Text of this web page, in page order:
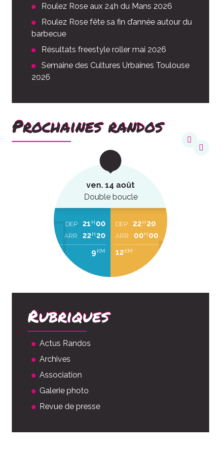
Roulez Rose aux 24h du Mans 2026
Roulez Rose fête sa fin d’année autour du
barbecue
Résultats freestyle roller mai 2026
Semaine des Cultures Urbaines Toulouse
2026
Prochaines randos
ven. 14 août
Double boucle
DEP 21 H 00
ARR 22H 20
9KM
DEP 22H 20
ARR 00H 00
12KM
Rubriques
Actus Randos
Archives
Association
Galerie photo
Revue de presse